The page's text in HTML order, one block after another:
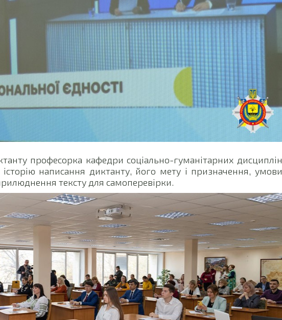
професорка кафедри соціально-гуманітарних дисциплін
написання диктанту, його мету і призначення, умови
тексту для самоперевірки.